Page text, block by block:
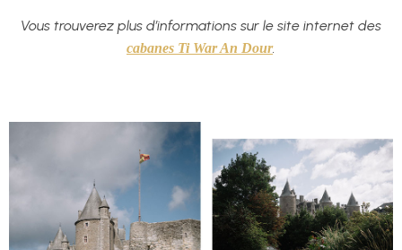
Vous trouverez plus d’informations sur le site internet des
cabanes Ti War An Dour.